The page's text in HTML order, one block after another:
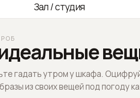
Зал / студия
гадать утром у шкафа.
из своих вещей под погоду